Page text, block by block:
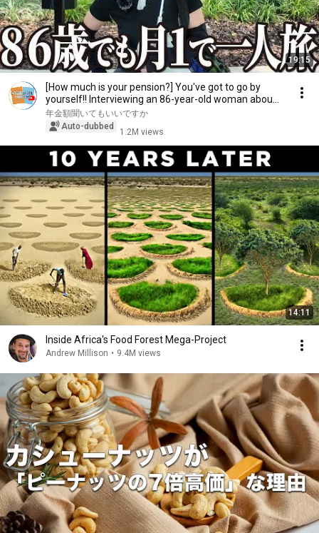
19:15
[How much is your pension?] You've got to go by
yourself!! Interviewing an 86-year-old woman abou...
年金額聞いてもいいですか
Auto-dubbed
1.2M views
14:11
Inside Africa's Food Forest Mega-Project
Andrew Millison • 9.4M views